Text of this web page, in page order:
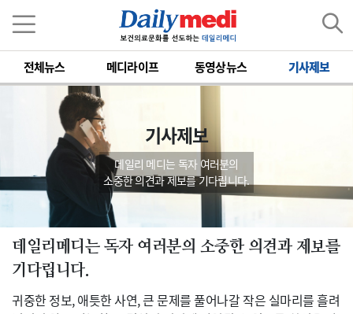
전체뉴스 메디라이프 동영상뉴스 기사제보
기사제보
데일리 메디는 독자 여러분의
소중한 의견과 제보를 기다립니다.
데일리메디는 독자 여러분의 소중한 의견과 제보를
기다립니다.
귀중한 정보, 애틋한 사연, 큰 문제를 풀어나갈 작은 실마리를 흘려